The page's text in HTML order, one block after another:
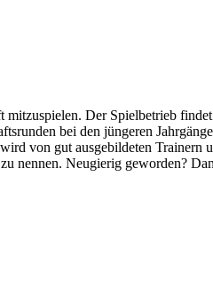
Der Spielbetrieb findet
bei den jüngeren
von gut ausgebildeten Trainern
nennen. Neugierig geworden?